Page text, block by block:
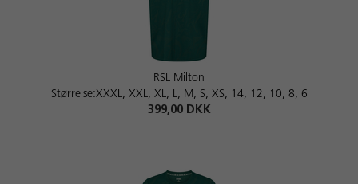
RSL Milton
Størrelse:XXXL, XXL, XL, L, M, S, XS, 14, 12, 10, 8, 6
399,00 DKK